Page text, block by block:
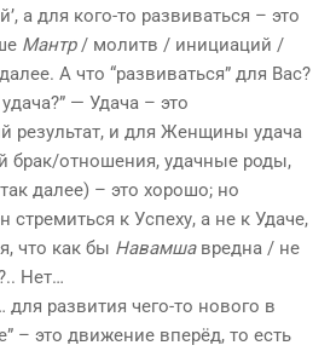
а для кого-то развиваться – это
Мантр/ молитв / инициаций /
А что “развиваться” для Вас?
— Удача – это
результат, и для Женщины удача
брак/отношения, удачные роды,
далее) – это хорошо; но
к Успеху, а не к Удаче,
что как бы Навамшавредна / не
Нет…
для развития чего-то нового в
– это движение вперёд, то есть